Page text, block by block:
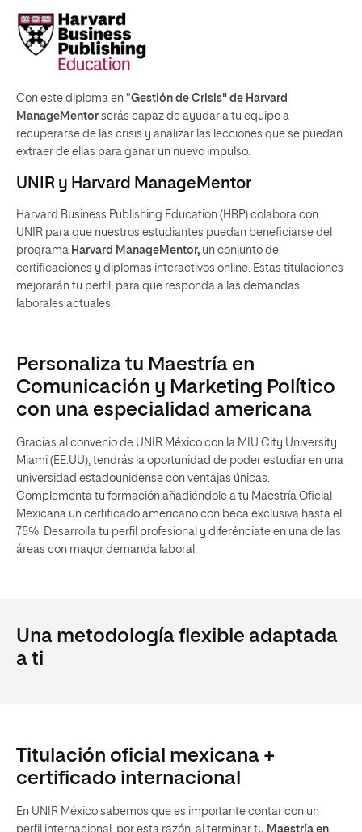
Con este diploma en "Gestión de Crisis" de Harvard
ManageMentor serás capaz de ayudar a tu equipo a
recuperarse de las crisis y analizar las lecciones que se puedan
extraer de ellas para ganar un nuevo impulso.
UNIR y Harvard ManageMentor
Harvard Business Publishing Education (HBP) colabora con
UNIR para que nuestros estudiantes puedan beneficiarse del
programa Harvard ManageMentor, un conjunto de
certificaciones y diplomas interactivos online. Estas titulaciones
mejorarán tu perfil, para que responda a las demandas
laborales actuales.
Personaliza tu Maestría en
Comunicación y Marketing Político
con una especialidad americana
Gracias al convenio de UNIR México con la MIU City University
Miami (EE.UU), tendrás la oportunidad de poder estudiar en una
universidad estadounidense con ventajas únicas.
Complementa tu formación añadiéndole a tu Maestría Oficial
Mexicana un certificado americano con beca exclusiva hasta el
75%. Desarrolla tu perfil profesional y diferénciate en una de las
áreas con mayor demanda laboral:
Una metodología flexible adaptada
a ti
Titulación oficial mexicana +
certificado internacional
En UNIR México sabemos que es importante contar con un
perfil internacional, por esta razón, al terminar tu Maestría en